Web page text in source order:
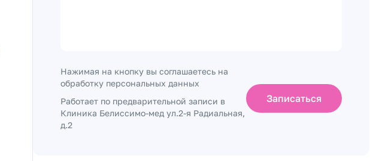
Нажимая на кнопку вы соглашаетесь на
обработку персональных данных
Работает по предварительной записи в
Клиника Белиссимо-мед ул.2-я Радиальная,
д.2
Записаться